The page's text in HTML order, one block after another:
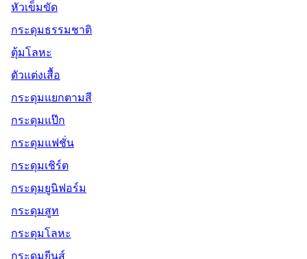
หัวเข็มขัด
กระดุมธรรมชาติ
ตุ้มโลหะ
ตัวแต่งเสื้อ
กระดุมแยกตามสี
กระดุมแป๊ก
กระดุมแฟชั่น
กระดุมเชิร์ต
กระดุมยูนิฟอร์ม
กระดุมสูท
กระดุมโลหะ
กระดุมยีนส์